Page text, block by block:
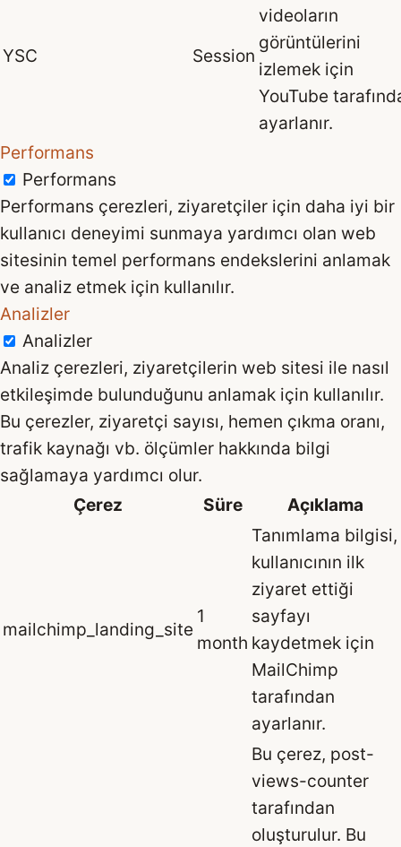
YSC Session
videoların
görüntülerini
izlemek için
YouTube
ayarlanır.
Performans
Performans
Performans çerezleri, ziyaretçiler için daha iyi bir
kullanıcı deneyimi sunmaya yardımcı olan web
sitesinin temel performans endekslerini anlamak
ve analiz etmek için kullanılır.
Analizler
Analizler
Analiz çerezleri, ziyaretçilerin web sitesi ile nasıl
etkileşimde bulunduğunu anlamak için kullanılır.
Bu çerezler, ziyaretçi sayısı, hemen çıkma oranı,
trafik kaynağı vb. ölçümler hakkında bilgi
sağlamaya yardımcı olur.
Çerez
Süre Açıklama
mailchimp_landing_site
1
month
Tanımlama bilgisi,
kullanıcının ilk
ziyaret ettiği
sayfayı
kaydetmek için
MailChimp
tarafından
ayarlanır.
Bu çerez, post-
views-counter
tarafından
oluşturulur. Bu